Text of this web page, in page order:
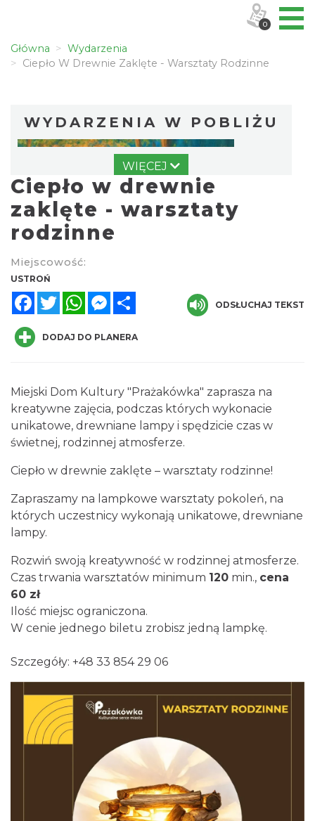
Główna
Wydarzenia
Ciepło W Drewnie Zaklęte - Warsztaty Rodzinne
WYDARZENIA W POBLIŻU
Ustroń
3.11 km
Memoriał im. Jana Śliwki
2026-08-22
4.86 km
Zlot Pojazdów Zabytkowych
Górki Wielkie
5.69 km
Sierpniowe zwiedzanie Dworku
Myśliwskiego
WIĘCEJ
Ciepło w drewnie
zaklęte - warsztaty
rodzinne
Miejscowość:
USTROŃ
FacebookTwitterWhatsAppMessenger
ODSŁUCHAJ TEKST
DODAJ DO PLANERA
Miejski Dom Kultury "Prażakówka" zaprasza na
kreatywne zajęcia, podczas których wykonacie
unikatowe, drewniane lampy i spędzicie czas w
świetnej, rodzinnej atmosferze.
Ciepło w drewnie zaklęte – warsztaty rodzinne!
Zapraszamy na lampkowe warsztaty pokoleń, na
których uczestnicy wykonają unikatowe, drewniane
lampy.
Rozwiń swoją kreatywność w rodzinnej atmosferze.
Czas trwania warsztatów minimum 120 min., cena
60 zł
Ilość miejsc ograniczona.
W cenie jednego biletu zrobisz jedną lampkę.
Szczegóły: +48 33 854 29 06
0